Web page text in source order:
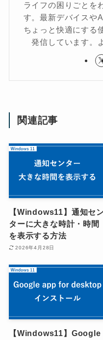
ライフの困りごとを
す。最新デバイスや
ちょっと快適にする
発信しています。
関連記事
【Windows11】通知セ
ターに大きな時計・時間
を表示する方法
2026年4月28日
【Windows11】Google